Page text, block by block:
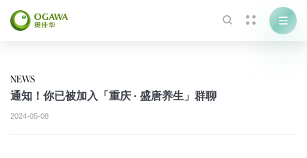



NEWS
通知！你已被加入「重庆 · 盛唐养生」群聊
2024-05-08